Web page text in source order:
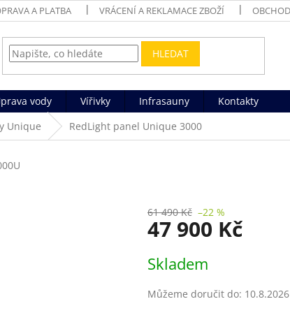
A PLATBA VRÁCENÍ A REKLAMACE ZBOŽÍ
HLEDAT
vody Vířivky Infrasauny
Kontakty
Unique RedLight panel Unique 3000
61 490 Kč –22 %
47 900 Kč
cena:
Skladem
Můžeme doručit do: 10.8.2026